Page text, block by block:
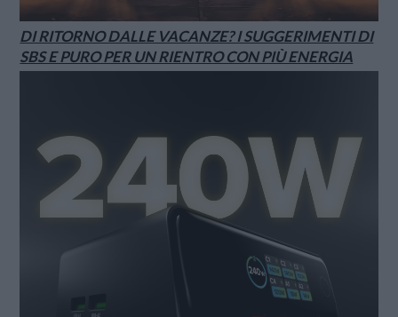
DI RITORNO DALLE VACANZE? I SUGGERIMENTI DI
SBS E PURO PER UN RIENTRO CON PIÙ ENERGIA